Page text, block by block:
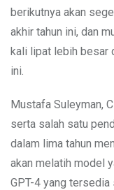
berikutnya akan
akhir tahun ini, dan
kali lipat lebih besar
ini.
Mustafa Suleyman,
serta salah satu
dalam lima tahun
akan melatih model
GPT-4 yang